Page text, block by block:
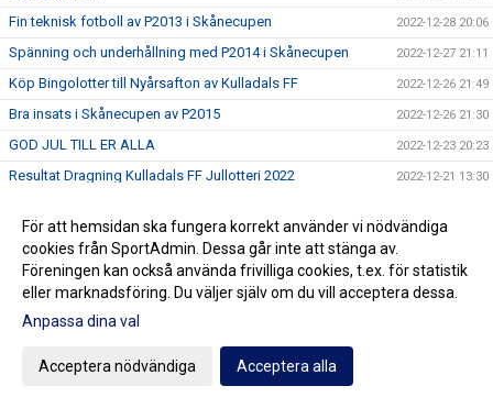
Fin teknisk fotboll av P2013 i Skånecupen 2022-12-28 20:06
Spänning och underhållning med P2014 i Skånecupen 2022-12-27 21:11
Köp Bingolotter till Nyårsafton av Kulladals FF 2022-12-26 21:49
Bra insats i Skånecupen av P2015 2022-12-26 21:30
GOD JUL TILL ER ALLA 2022-12-23 20:23
Resultat Dragning Kulladals FF Jullotteri 2022 2022-12-21 13:30
Köp era Jul-Bingolotter av Kulladals FF vid ICA Kvantum
Malmborgs Mobilia
Nyförvärv och återvändare till A-laget 2022-12-10 10:07
Cupseger för P09
Bra cupspel av P2015
För att hemsidan ska fungera korrekt använder vi nödvändiga
cookies från SportAdmin. Dessa går inte att stänga av.
Föreningen kan också använda frivilliga cookies, t.ex. för statistik
eller marknadsföring. Du väljer själv om du vill acceptera dessa.
Anpassa dina val
Acceptera nödvändiga Acceptera alla